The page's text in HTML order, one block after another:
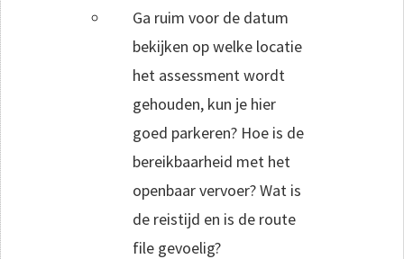
Ga ruim voor de datum
bekijken op welke locatie
het assessment wordt
gehouden, kun je hier
goed parkeren? Hoe is de
bereikbaarheid met het
openbaar vervoer? Wat is
de reistijd en is de route
file gevoelig?